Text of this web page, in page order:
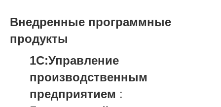
Внедренные программные
продукты
1С:Управление
производственным
предприятием :